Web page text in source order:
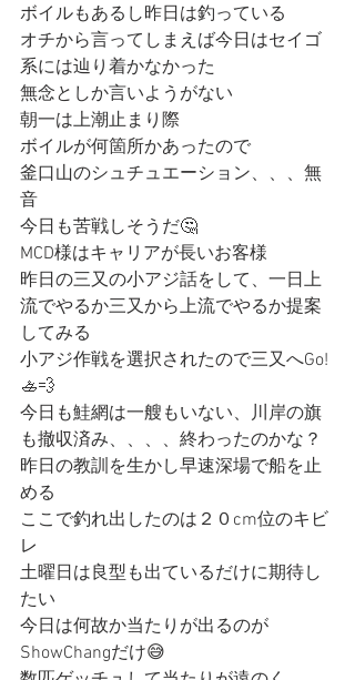
ボイルもあるし昨日は釣っている
オチから言ってしまえば今日はセイゴ
系には辿り着かなかった
無念としか言いようがない
朝一は上潮止まり際
ボイルが何箇所かあったので
釜口山のシュチュエーション、、、無
音
今日も苦戦しそうだ🤔
MCD様はキャリアが長いお客様
昨日の三又の小アジ話をして、一日上
流でやるか三又から上流でやるか提案
してみる
小アジ作戦を選択されたので三又へGo!
🚣💨
今日も鮭網は一艘もいない、川岸の旗
も撤収済み、、、、終わったのかな？
昨日の教訓を生かし早速深場で船を止
める
ここで釣れ出したのは２０cm位のキビ
レ
土曜日は良型も出ているだけに期待し
たい
今日は何故か当たりが出るのが
ShowChangだけ😅